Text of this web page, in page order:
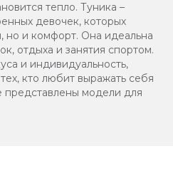
тепло. Туника –
девочек, которых
но и комфорт. Она идеальна
отдыха и занятия спортом.
и индивидуальность,
кто любит выражать себя
представлены модели для